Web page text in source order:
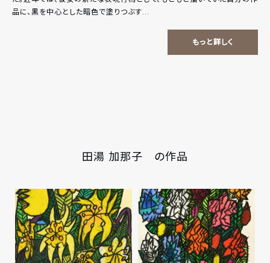
品に、黒を中心とした暗色で塗りつぶす...
もっと詳しく
田湯 加那子 の作品